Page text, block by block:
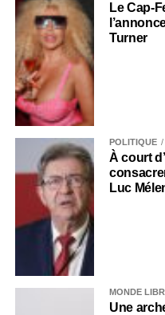
Le Cap-
Turner
POLITIQUE
À court
Luc
MONDE
Une